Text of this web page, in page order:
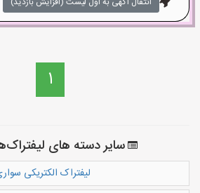
1
سایر دسته های
لیفتراک‌ الکتریکی